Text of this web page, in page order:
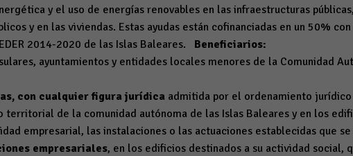
y el uso de energías renovables en las infraestructuras
y en las viviendas. Estas ayudas están cofinanciadas en un 50%
2014-2020 de las Islas Baleares. Beneficiarios:
ayuntamientos y entidades locales menores de la Comunidad
con cualquier figura jurídica admitida por el ordenamiento
territorial de la comunidad autónoma de las Islas Baleares y en los
empresarial, las instalaciones o las actuaciones establecidas que
empresariales, en los edificios destinados a su actividad social,